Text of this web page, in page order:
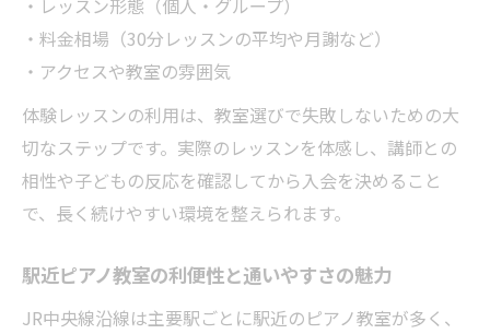
・料金相場（30分レッスンの平均や月謝など）
・アクセスや教室の雰囲気
体験レッスンの利用は、教室選びで失敗しないための大
切なステップです。実際のレッスンを体感し、講師との
相性や子どもの反応を確認してから入会を決めること
で、長く続けやすい環境を整えられます。
駅近ピアノ教室の利便性と通いやすさの魅力
JR中央線沿線は主要駅ごとに駅近のピアノ教室が多く、